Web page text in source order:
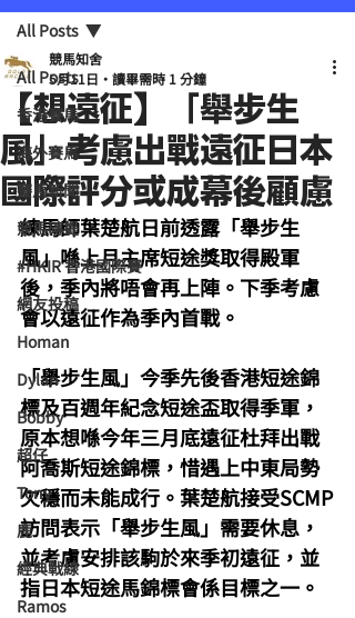
All Posts
香港賽馬
海外賽馬
賽馬新聞
競馬磚提
#HKIR 香港國際賽
網友投稿
Homan
Dylan
Bobby
超仔
Tony
鹿
經典戰線
Ramos
All Posts
【想遠征】「舉步生
風」考慮出戰遠征日本
國際評分或成幕後顧慮
競馬知舍
5月11日
讀畢需時 1 分鐘
練馬師葉楚航日前透露「舉步生
風」喺上月主席短途獎取得殿軍
後，季內將唔會再上陣。下季考慮
會以遠征作為季內首戰。
「舉步生風」今季先後香港短途錦
標及百週年紀念短途盃取得季軍，
原本想喺今年三月底遠征杜拜出戰
阿喬斯短途錦標，惜遇上中東局勢
欠穩而未能成行。葉楚航接受SCMP
訪問表示「舉步生風」需要休息，
並考慮安排該駒於來季初遠征，並
指日本短途馬錦標會係目標之一。